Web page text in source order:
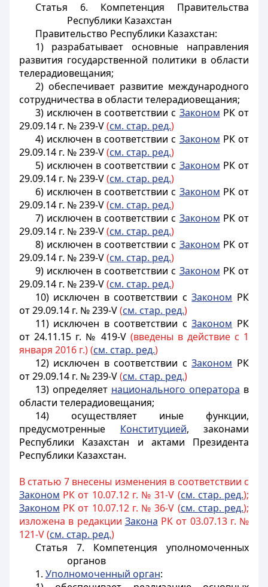
Статья 6. Компетенция Правительства
Республики Казахстан
Правительство Республики Казахстан:
1) разрабатывает основные направления
развития государственной политики в области
телерадиовещания;
2) обеспечивает развитие международного
сотрудничества в области телерадиовещания;
3) исключен в соответствии с Законом РК от
29.09.14 г. № 239-V(см. стар. ред.)
4) исключен в соответствии с Законом РК от
29.09.14 г. № 239-V(см. стар. ред.)
5) исключен в соответствии с Законом РК от
29.09.14 г. № 239-V(см. стар. ред.)
6) исключен в соответствии с Законом РК от
29.09.14 г. № 239-V(см. стар. ред.)
7) исключен в соответствии с Законом РК от
29.09.14 г. № 239-V(см. стар. ред.)
8) исключен в соответствии с Законом РК от
29.09.14 г. № 239-V(см. стар. ред.)
9) исключен в соответствии с Законом РК от
29.09.14 г. № 239-V(см. стар. ред.)
10) исключен в соответствии сЗаконом РК
от 29.09.14 г. № 239-V(см. стар. ред.)
11) исключен в соответствии сЗаконом РК
от 24.11.15 г. № 419-V (введены в действие с 1
января 2016 г.) (см. стар. ред.)
12) исключен в соответствии сЗаконом РК
от 29.09.14 г. № 239-V(см. стар. ред.)
13) определяет национального оператора в
области телерадиовещания;
14) осуществляет иные функции,
предусмотренные Конституцией, законами
Республики Казахстан и актами Президента
Республики Казахстан.
В статью 7 внесены изменения в соответствии с
Законом РК от 10.07.12 г. № 31-V (см. стар. ред.);
Законом РК от 10.07.12 г. № 36-V (см. стар. ред.);
изложена в редакции Закона РК от 03.07.13 г. №
121-V (см. стар. ред.)
Статья 7. Компетенция уполномоченных
органов
1. Уполномоченный орган: